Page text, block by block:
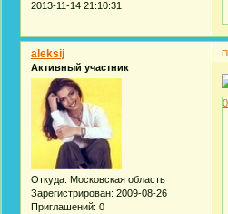
2013-11-14 21:10:31
aleksij
Активный участник
Откуда: Московская область
Зарегистрирован: 2009-08-26
Приглашений: 0
0